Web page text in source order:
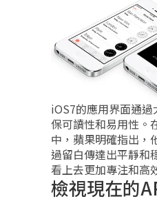
iOS7的應用界面通
保可讀性和易用性。
中，蘋果明確指出，
過留白傳達出平靜和
看上去更加專注和高
檢視現在的